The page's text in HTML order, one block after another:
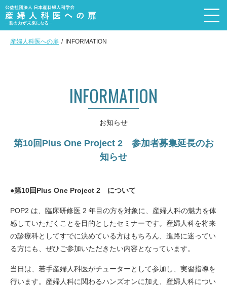
産婦人科を選ぶ理由
Subspecialty
産婦人科医の声
産婦人科医の実態
DATA
委員会について
About us
お知らせ
Information
産婦人科医への扉 INFORMATION
INFORMATION
お知らせ
第10回Plus One Project 2 参加者募集延長のお
知らせ
●第10回Plus One Project 2 について
POP2 は、臨床研修医 2 年目の方を対象に、産婦人科の魅力を体
感していただくことを目的としたセミナーです。産婦人科を将来
の診療科としてすでに決めている方はもちろん、進路に迷ってい
る方にも、ぜひご参加いただきたい内容となっています。
当日は、若手産婦人科医がチューターとして参加し、実習指導を
行います。産婦人科に関わるハンズオンに加え、産婦人科につい